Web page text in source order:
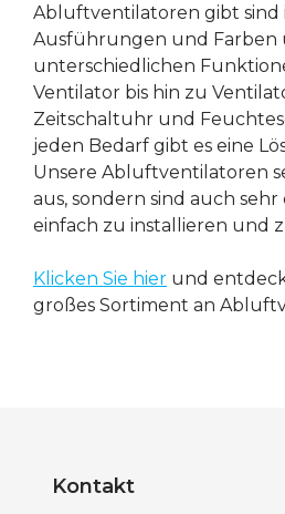
Abluftventilatoren gibt sind
Ausführungen und Farben
unterschiedlichen
Ventilator bis hin zu
Zeitschaltuhr und
jeden Bedarf gibt es eine
Unsere Abluftventilatoren
aus, sondern sind auch
einfach zu installieren und
Klicken Sie hier und
großes Sortiment an
Kontakt